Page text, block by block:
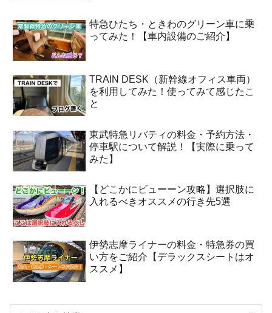
特急ひたち・ときわのグリーン車に乗
ってみた！【車内設備のご紹介】
TRAIN DESK（新幹線オフィス車両）
を利用してみた！使ってみて感じたこ
と
東武特急リバティの料金・予約方法・
停車駅について解説！【実際に乗って
みた】
【どこかにビューーン攻略】選択肢に
入れるべきオススメの行き先5選
伊勢志摩ライナーの料金・特急券の買
い方をご紹介【デラックスシートはオ
ススメ】